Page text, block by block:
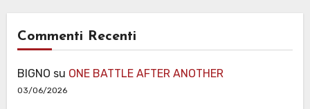
Commenti Recenti
BIGNO su ONE BATTLE AFTER ANOTHER
03/06/2026